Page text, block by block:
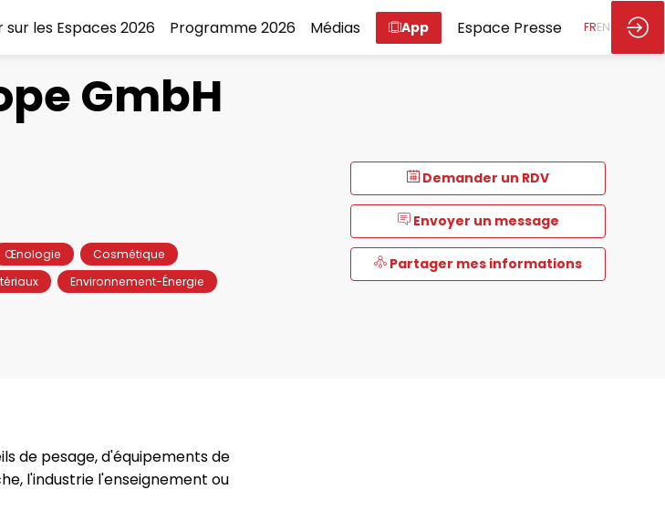
sur les Espaces 2026 Programme 2026 Médias App Espace Presse FREN
Demander un RDV
Envoyer un message
Partager mes informations
GmbH
Œnologie
Cosmétique
Environnement-Énergie
de pesage, d'équipements de
l'industrie l'enseignement ou